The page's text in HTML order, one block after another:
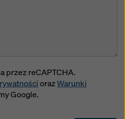
przez reCAPTCHA.
orazWarunki
Google.